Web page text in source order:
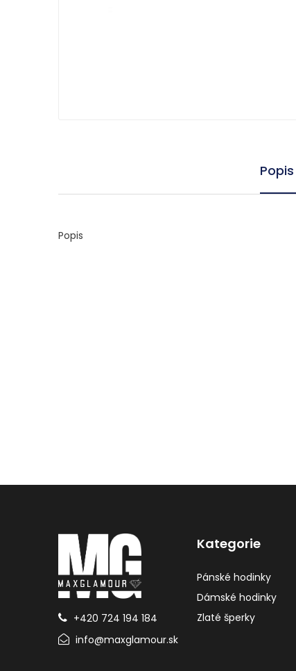
Popis
+420 724 194 184
info@maxglamour.sk
Kategorie
Pánské hodinky
Dámské hodinky
Zlaté šperky